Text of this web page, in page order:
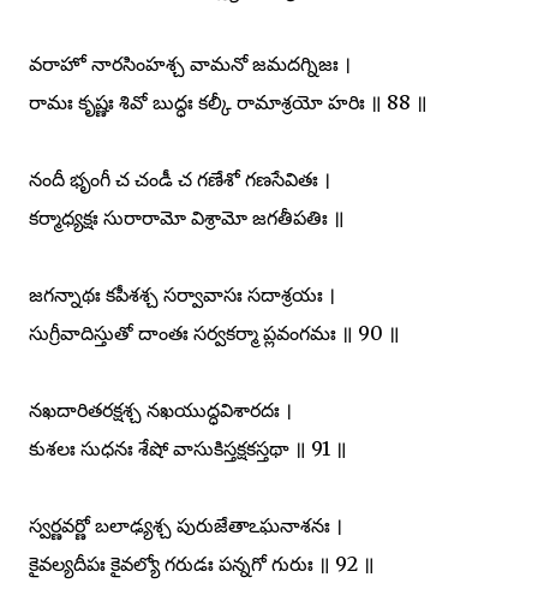
వరాహో నారసింహశ్చ వామనో జమదగ్నిజః ।
రామః కృష్ణః శివో బుద్ధః కల్కీ రామాశ్రయో హరిః ॥ 88 ॥
నందీ భృంగీ చ చండీ చ గణేశో గణసేవితః ।
కర్మాధ్యక్షః సురారామో విశ్రామో జగతీపతిః ॥
జగన్నాథః కపీశశ్చ సర్వావాసః సదాశ్రయః ।
సుగ్రీవాదిస్తుతో దాంతః సర్వకర్మా ప్లవంగమః ॥ 90 ॥
నఖదారితరక్షశ్చ నఖయుద్ధవిశారదః ।
కుశలః సుధనః శేషో వాసుకిస్తక్షకస్తథా ॥ 91 ॥
స్వర్ణవర్ణో బలాఢ్యశ్చ పురుజేతాఽఘనాశనః ।
కైవల్యదీపః కైవల్యో గరుడః పన్నగో గురుః ॥ 92 ॥